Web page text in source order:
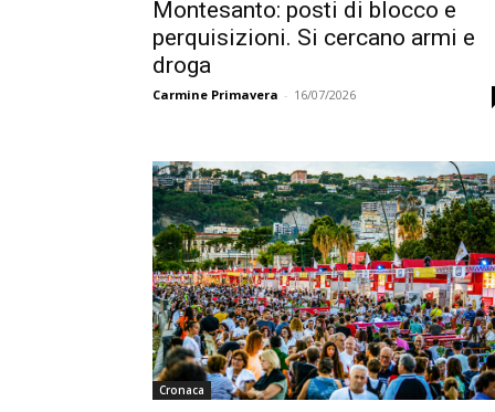
Montesanto: posti di blocco e
perquisizioni. Si cercano armi e
droga
Carmine Primavera - 16/07/2026
Cronaca